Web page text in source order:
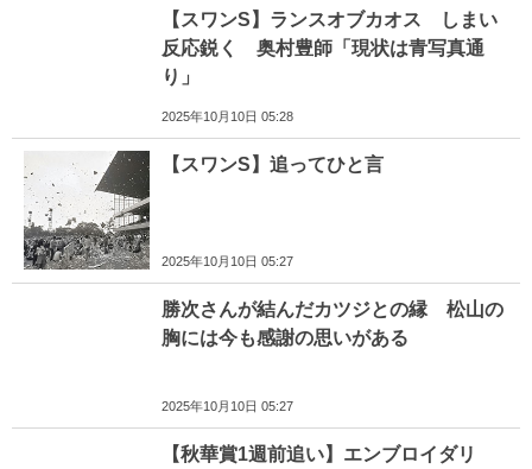
【スワンS】ランスオブカオス しまい
反応鋭く 奥村豊師「現状は青写真通
り」
2025年10月10日 05:28
【スワンS】追ってひと言
2025年10月10日 05:27
勝次さんが結んだカツジとの縁 松山の
胸には今も感謝の思いがある
2025年10月10日 05:27
【秋華賞1週前追い】エンブロイダリ